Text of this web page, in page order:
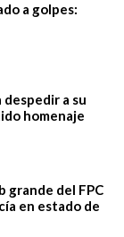
a golpes:
a su
homenaje
grande del FPC
en estado de